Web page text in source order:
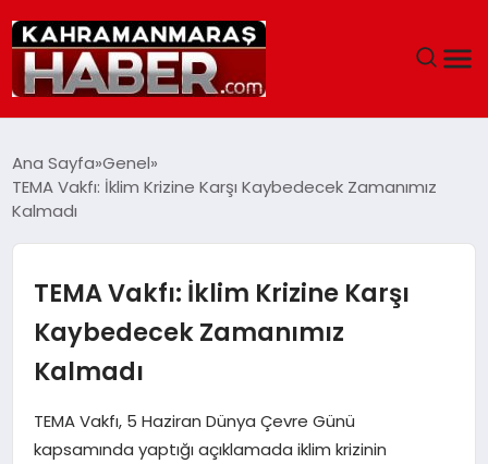
SIYASET
SAĞLIK
GENEL
Ana Sayfa Genel
TEMA Vakfı: İklim Krizine Karşı Kaybedecek Zamanımız
Kalmadı
TEMA Vakfı: İklim Krizine Karşı
Kaybedecek Zamanımız
Kalmadı
TEMA Vakfı, 5 Haziran Dünya Çevre Günü
kapsamında yaptığı açıklamada iklim krizinin